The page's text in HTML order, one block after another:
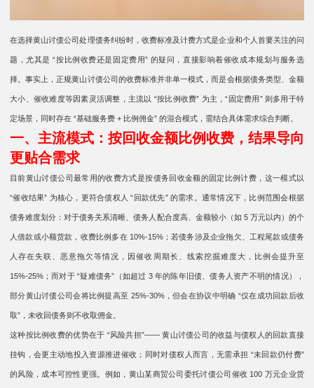
在选择黄山讨债公司处理债务纠纷时，收费标准及计费方式是企业和个人首要关注的问
题，尤其是 “按比例收费还是固定费用” 的疑问，直接影响着催收成本规划与服务选
择。事实上，正规黄山讨债公司的收费标准并非单一模式，而是会根据债务类型、金额
大小、催收难度等因素灵活调整，主流以 “按比例收费” 为主，“固定费用” 则多用于特
定场景，同时存在 “基础服务费 + 比例佣金” 的混合模式，需结合具体需求综合判断。
一、主流模式：按回收金额比例收费，结果导向
更贴合需求
目前黄山讨债公司最常用的收费方式是按债务回收金额的固定比例计费，这一模式以
“催收结果” 为核心，更符合债权人 “回款优先” 的需求。通常情况下，比例范围会根据
债务难度划分：对于债务关系清晰、债务人配合度高、金额较小（如 5 万元以内）的个
人借款或小额货款，收费比例多在 10%-15%；若债务涉及企业拖欠、工程尾款或债务
人存在失联、恶意拖欠等情况，因催收周期长、线索挖掘难度大，比例会提升至
15%-25%；而对于 “疑难债务”（如超过 3 年的陈年旧债、债务人资产不明的情况），
部分黄山讨债公司会将比例提高至 25%-30%，但会在协议中明确 “仅在成功回款后收
取”，未收回债务则不收取佣金。
这种按比例收费的优势在于 “风险共担”—— 黄山讨债公司的收益与债权人的回款直接
挂钩，会更主动地投入资源推进催收；同时对债权人而言，无需承担 “未回款仍付费”
的风险，成本可控性更强。例如，黄山某商贸公司委托讨债公司催收 100 万元企业货